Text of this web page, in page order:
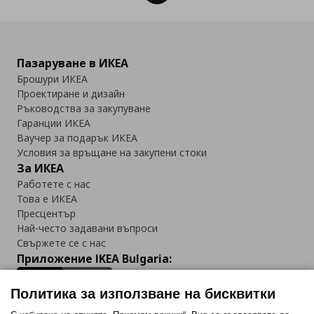
Пазаруване в ИКЕА
Брошури ИКЕА
Проектиране и дизайн
Ръководства за закупуване
Гаранции ИКЕА
Ваучер за подарък ИКЕА
Условия за връщане на закупени стоки
За ИКЕА
Работете с нас
Това е ИКЕА
Пресцентър
Най-често задавани въпроси
Свържете се с нас
Приложение IKEA Bulgaria:
Политика за използване на бисквитки